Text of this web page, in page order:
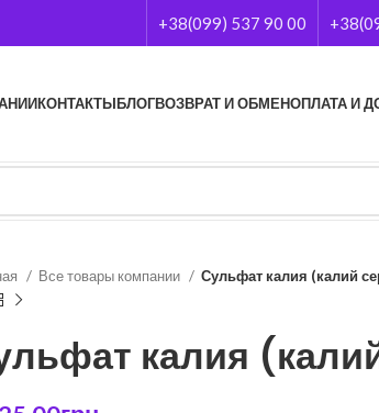
+38(099) 537 90 00
КОНТАКТЫБЛОГВОЗВРАТ И ОБМЕНОПЛАТА И
Все товары компании Сульфат калия (калий
калия